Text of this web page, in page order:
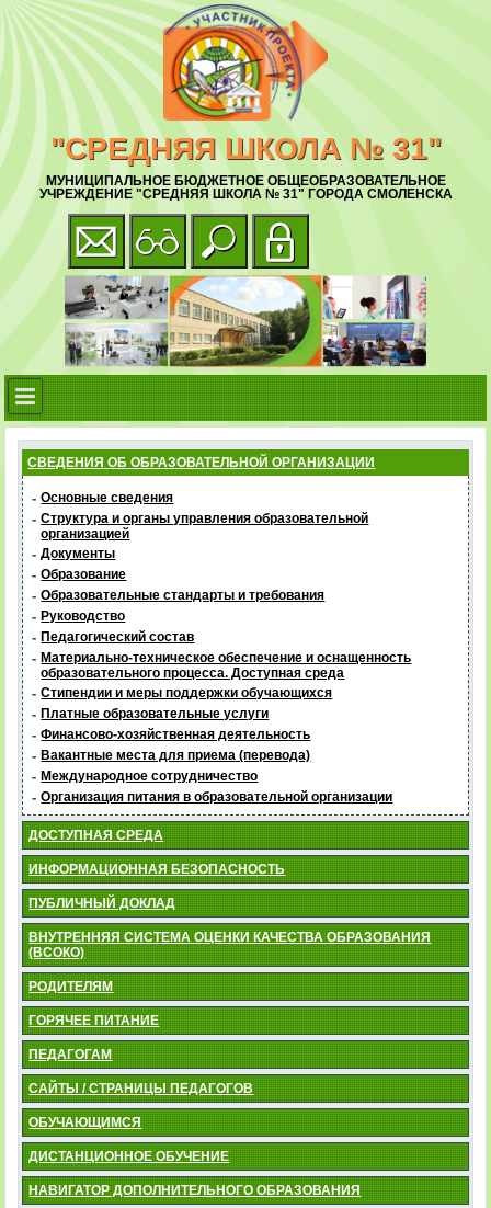
"СРЕДНЯЯ ШКОЛА № 31"
МУНИЦИПАЛЬНОЕ БЮДЖЕТНОЕ ОБЩЕОБРАЗОВАТЕЛЬНОЕ
УЧРЕЖДЕНИЕ "СРЕДНЯЯ ШКОЛА № 31" ГОРОДА СМОЛЕНСКА
СВЕДЕНИЯ ОБ ОБРАЗОВАТЕЛЬНОЙ ОРГАНИЗАЦИИ
- Основные сведения
- Структура и органы управления образовательной
организацией
- Документы
- Образование
- Образовательные стандарты и требования
- Руководство
- Педагогический состав
- Материально-техническое обеспечение и оснащенность
образовательного процесса. Доступная среда
- Стипендии и меры поддержки обучающихся
- Платные образовательные услуги
- Финансово-хозяйственная деятельность
- Вакантные места для приема (перевода)
- Международное сотрудничество
- Организация питания в образовательной организации
ДОСТУПНАЯ СРЕДА
ИНФОРМАЦИОННАЯ БЕЗОПАСНОСТЬ
ПУБЛИЧНЫЙ ДОКЛАД
ВНУТРЕННЯЯ СИСТЕМА ОЦЕНКИ КАЧЕСТВА ОБРАЗОВАНИЯ
(ВСОКО)
РОДИТЕЛЯМ
ГОРЯЧЕЕ ПИТАНИЕ
ПЕДАГОГАМ
САЙТЫ / СТРАНИЦЫ ПЕДАГОГОВ
ОБУЧАЮЩИМСЯ
ДИСТАНЦИОННОЕ ОБУЧЕНИЕ
НАВИГАТОР ДОПОЛНИТЕЛЬНОГО ОБРАЗОВАНИЯ